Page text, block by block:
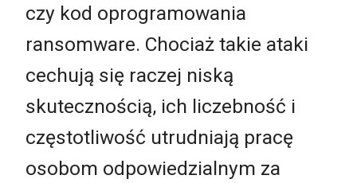
czy kod oprogramowania
ransomware. Chociaż takie ataki
cechują się raczej niską
skutecznością, ich liczebność i
częstotliwość utrudniają pracę
osobom odpowiedzialnym za